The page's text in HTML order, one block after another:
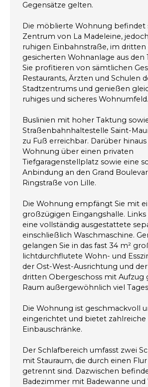
Gegensätze gelten.
Die möblierte Wohnung befindet
Zentrum von La Madeleine,
ruhigen Einbahnstraße, im dritten
gesicherten Wohnanlage aus den
Sie profitieren von sämtlichen
Restaurants, Ärzten und Schulen
Stadtzentrums und genießen
ruhiges und sicheres Wohnumfeld.
Buslinien mit hoher Taktung
Straßenbahnhaltestelle Saint-
zu Fuß erreichbar. Darüber
Wohnung über einen privaten
Tiefgaragenstellplatz sowie eine
Anbindung an den Grand
Ringstraße von Lille.
Die Wohnung empfängt Sie mit
großzügigen Eingangshalle.
eine vollständig ausgestattete
einschließlich Waschmaschine.
gelangen Sie in das fast 34 m²
lichtdurchflutete Wohn- und
der Ost-West-Ausrichtung und
dritten Obergeschoss mit Aufzug
Raum außergewöhnlich viel
Die Wohnung ist geschmackvoll
eingerichtet und bietet zahlreiche
Einbauschränke.
Der Schlafbereich umfasst zwei
mit Stauraum, die durch einen
getrennt sind. Dazwischen
Badezimmer mit Badewanne und